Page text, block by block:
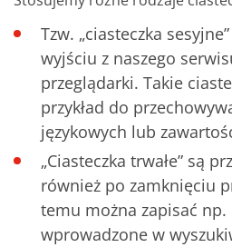
Tzw. „ciasteczka
wyjściu z naszego
przeglądarki. Takie
przykład do
językowych lub
„Ciasteczka trwałe” są
również po zamknięciu
temu można zapisać
wprowadzone w